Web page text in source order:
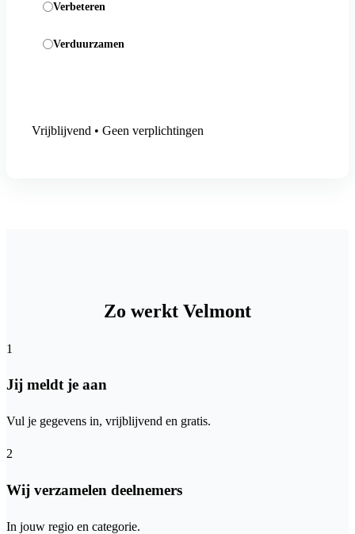
Verbeteren
Verduurzamen
Vrijblijvend • Geen verplichtingen
Zo werkt Velmont
1
Jij meldt je aan
Vul je gegevens in, vrijblijvend en gratis.
2
Wij verzamelen deelnemers
In jouw regio en categorie.